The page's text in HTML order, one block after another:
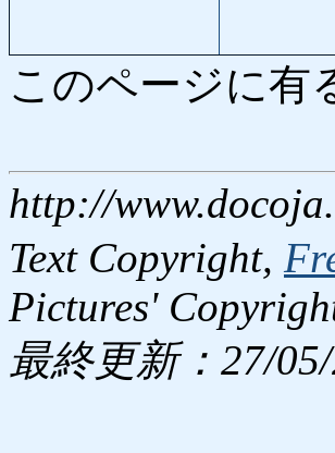
このページに有
http://
Text Copyright,
Pictures'
最終更新：27/